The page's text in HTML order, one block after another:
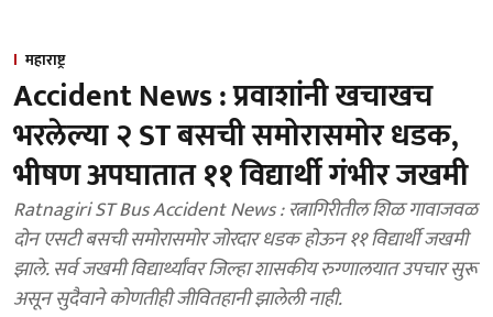
महाराष्ट्र
Accident News : प्रवाशांनी खचाखच
भरलेल्या २ ST बसची समोरासमोर धडक,
भीषण अपघातात ११ विद्यार्थी गंभीर जखमी
Ratnagiri ST Bus Accident News : रत्नागिरीतील शिळ गावाजवळ
दोन एसटी बसची समोरासमोर जोरदार धडक होऊन ११ विद्यार्थी जखमी
झाले. सर्व जखमी विद्यार्थ्यांवर जिल्हा शासकीय रुग्णालयात उपचार सुरू
असून सुदैवाने कोणतीही जीवितहानी झालेली नाही.